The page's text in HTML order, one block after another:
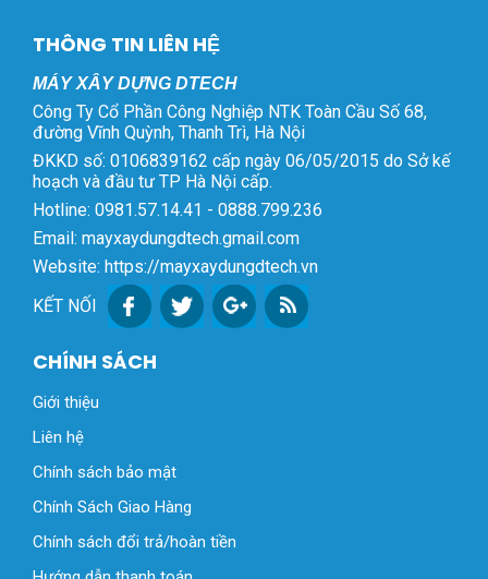
THÔNG TIN LIÊN HỆ
MÁY XÂY DỰNG DTECH
Công Ty Cổ Phần Công Nghiệp NTK Toàn Cầu Số 68,
đường Vĩnh Quỳnh, Thanh Trì, Hà Nội
ĐKKD số: 0106839162 cấp ngày 06/05/2015 do Sở kế
hoạch và đầu tư TP Hà Nội cấp.
Hotline: 0981.57.14.41 - 0888.799.236
Email: mayxaydungdtech.gmail.com
Website: https://mayxaydungdtech.vn
KẾT NỐI
CHÍNH SÁCH
Giới thiệu
Liên hệ
Chính sách bảo mật
Chính Sách Giao Hàng
Chính sách đổi trả/hoàn tiền